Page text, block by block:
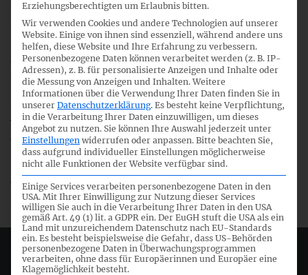
Unternehmen
ist die Konkretisierung der Vorschriften zur
Behandlung assoziierter Unternehmen gem. § 311 und 312
HGB, welche die Abbildung dieser Unternehmen
entsprechend der Equity-Methode im Konzernabschluss
normieren.
DRS 27 Anteilmäßige Konsolidierungkonkretisiert die
Vorschriften gemäß § 310 HGB, welche die Einbeziehung
eines Gemeinschaftsunternehmens in den
Konzernabschluss regeln. Dabei werden auch die Kriterien
für das Vorliegen eines Gemeinschaftsunternehmens,
welches Voraussetzung für die Ausübung des Wahlrechts
zur anteilmäßigen Konsolidierung ist, spezifiziert.
Deutsches Rechnungslegungs Standards Committee e.V.
Erziehungsberechtigten um Erlaubnis bitten.
Wir verwenden Cookies und andere Technologien auf unserer
Website. Einige von ihnen sind essenziell, während andere uns
helfen, diese Website und Ihre Erfahrung zu verbessern.
Personenbezogene Daten können verarbeitet werden (z. B. IP-
Adressen), z. B. für personalisierte Anzeigen und Inhalte oder
die Messung von Anzeigen und Inhalten. Weitere
Informationen über die Verwendung Ihrer Daten finden Sie in
unserer Datenschutzerklärung. Es besteht keine Verpflichtung,
in die Verarbeitung Ihrer Daten einzuwilligen, um dieses
Angebot zu nutzen. Sie können Ihre Auswahl jederzeit unter
Einstellungen widerrufen oder anpassen. Bitte beachten Sie,
dass aufgrund individueller Einstellungen möglicherweise
nicht alle Funktionen der Website verfügbar sind.
Einige Services verarbeiten personenbezogene Daten in den
USA. Mit Ihrer Einwilligung zur Nutzung dieser Services
willigen Sie auch in die Verarbeitung Ihrer Daten in den USA
gemäß Art. 49 (1) lit. a GDPR ein. Der EuGH stuft die USA als ein
Land mit unzureichendem Datenschutz nach EU-Standards
ein. Es besteht beispielsweise die Gefahr, dass US-Behörden
personenbezogene Daten in Überwachungsprogrammen
verarbeiten, ohne dass für Europäerinnen und Europäer eine
Klagemöglichkeit besteht.